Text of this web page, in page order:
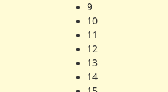
9
10
11
12
13
14